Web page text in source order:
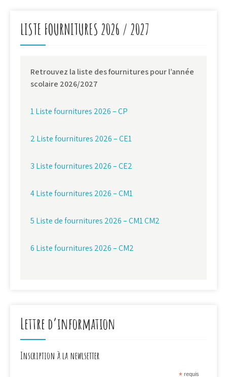
l’article
LISTE FOURNITURES 2026 / 2027
Retrouvez la liste des fournitures pour l’année
scolaire 2026/2027
1 Liste fournitures 2026 – CP
2 Liste fournitures 2026 – CE1
3 Liste fournitures 2026 – CE2
4 Liste fournitures 2026 – CM1
5 Liste de fournitures 2026 – CM1 CM2
6 Liste fournitures 2026 – CM2
Lettre d’information
Inscription à la newlsetter
requis